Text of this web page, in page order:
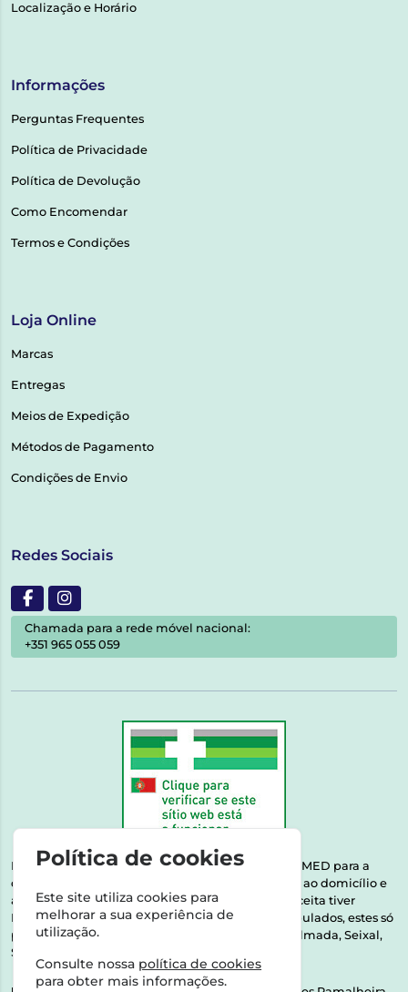
Localização e Horário
Informações
Perguntas Frequentes
Política de Privacidade
Política de Devolução
Como Encomendar
Termos e Condições
Loja Online
Marcas
Entregas
Meios de Expedição
Métodos de Pagamento
Condições de Envio
Redes Sociais
Chamada para a rede móvel nacional:
+351 965 055 059
Esta farmácia encontra-se autorizada pelo INFARMED para a
dispensa de medicamentos e produtos de saúde ao domicílio e
através da internet. Medicamentos | Se na sua receita tiver
MSRM, MNSRM, MSRMV ou Medicamentos Manipulados, estes só
podem ser entregues nos seguintes concelhos: Almada, Seixal,
Sesimbra, Oeiras e Lisboa.
Política de cookies
Este site utiliza cookies para
melhorar a sua experiência de
utilização.
Consulte nossa política de cookies
para obter mais informações.